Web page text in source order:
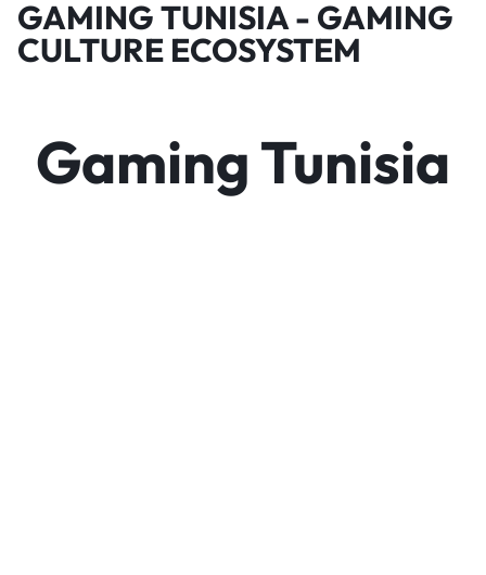
GAMING TUNISIA - GAMING
CULTURE ECOSYSTEM
Gaming Tunisia